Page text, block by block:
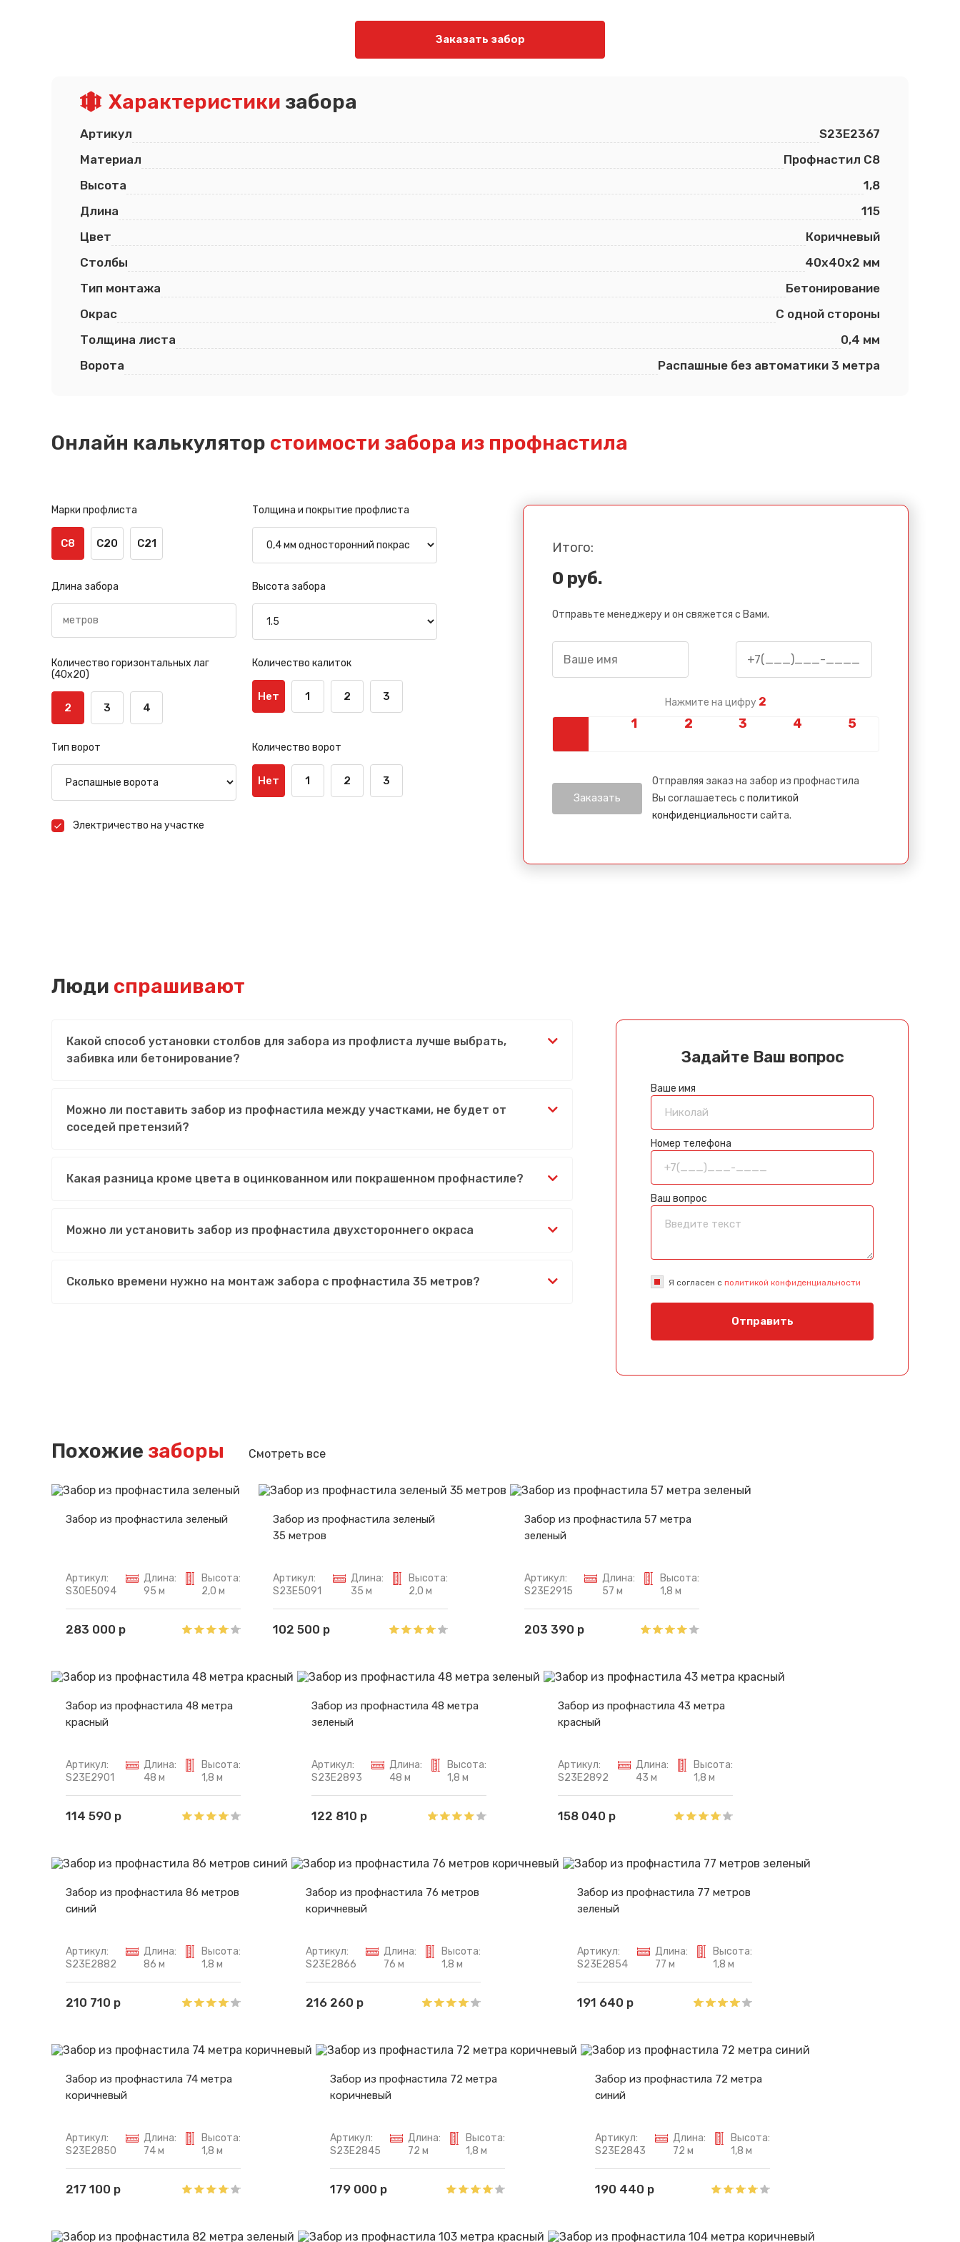
Заказать забор
Характеристики забора
Артикул
S23E2367
Материал
Профнастил С8
Высота
1,8
Длина
115
Цвет
Коричневый
Столбы
40х40х2 мм
Тип монтажа
Бетонирование
Окрас
С одной стороны
Толщина листа
0,4 мм
Ворота
Распашные без автоматики 3 метра
Онлайн калькулятор стоимости забора из профнастила
Марки профлиста
С8 С20 С21
Толщина и покрытие профлиста
Длина забора Высота забора
Количество горизонтальных лаг
(40х20)
2 3 4
Количество калиток
Нет 1 2 3
Тип ворот Количество ворот
Нет 1 2 3
Электричество на участке
Итого:
0 руб.
Отправьте менеджеру и он свяжется с Вами.
Нажмите на цифру 2
Отправляя заказ на забор из профнастила
Вы соглашаетесь с политикой
конфиденциальности сайта.
Люди спрашивают
Какой способ установки столбов для забора из профлиста лучше выбрать,
забивка или бетонирование?
Можно ли поставить забор из профнастила между участками, не будет от
соседей претензий?
Какая разница кроме цвета в оцинкованном или покрашенном профнастиле?
Можно ли установить забор из профнастила двухстороннего окраса
Сколько времени нужно на монтаж забора с профнастила 35 метров?
Задайте Ваш вопрос
Ваше имя
Номер телефона
Ваш вопрос
Я согласен с политикой конфиденциальности
Отправить
Похожие заборы Смотреть все
Забор из профнастила зеленый
Артикул:
S30E5094
Длина:
95 м
Высота:
2,0 м
283 000 р
Забор из профнастила зеленый
35 метров
Артикул:
S23E5091
Длина:
35 м
Высота:
2,0 м
102 500 р
Забор из профнастила 57 метра
зеленый
Артикул:
S23E2915
Длина:
57 м
Высота:
1,8 м
203 390 р
Забор из профнастила 48 метра
красный
Артикул:
S23E2901
Длина:
48 м
Высота:
1,8 м
114 590 р
Забор из профнастила 48 метра
зеленый
Артикул:
S23E2893
Длина:
48 м
Высота:
1,8 м
122 810 р
Забор из профнастила 43 метра
красный
Артикул:
S23E2892
Длина:
43 м
Высота:
1,8 м
158 040 р
Забор из профнастила 86 метров
синий
Артикул:
S23E2882
Длина:
86 м
Высота:
1,8 м
210 710 р
Забор из профнастила 76 метров
коричневый
Артикул:
S23E2866
Длина:
76 м
Высота:
1,8 м
216 260 р
Забор из профнастила 77 метров
зеленый
Артикул:
S23E2854
Длина:
77 м
Высота:
1,8 м
191 640 р
Забор из профнастила 74 метра
коричневый
Артикул:
S23E2850
Длина:
74 м
Высота:
1,8 м
217 100 р
Забор из профнастила 72 метра
коричневый
Артикул:
S23E2845
Длина:
72 м
Высота:
1,8 м
179 000 р
Забор из профнастила 72 метра
синий
Артикул:
S23E2843
Длина:
72 м
Высота:
1,8 м
190 440 р